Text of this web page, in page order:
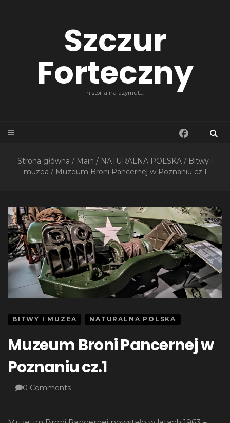
Szczur
Forteczny
historia na azymut….
Strona główna / Main / NATURALNA POLSKA / Bitwy i
muzea / Muzeum Broni Pancernej w Poznaniu cz.1
BITWY I MUZEA NATURALNA POLSKA
Muzeum Broni Pancernej w
Poznaniu cz.1
0 Comments